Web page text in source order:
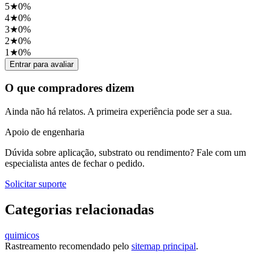
5★0%
4★0%
3★0%
2★0%
1 ★0%
Entrar para avaliar
O que compradores dizem
Ainda não há relatos. A primeira experiência pode ser a sua.
Apoio de engenharia
Dúvida sobre aplicação, substrato ou rendimento? Fale com um
especialista antes de fechar o pedido.
Solicitar suporte
Categorias relacionadas
quimicos
Rastreamento recomendado pelo sitemap principal.